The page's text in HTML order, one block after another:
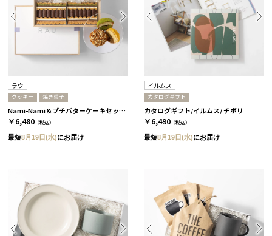
ラウ
クッキー 焼き菓子
Nami-Nami＆プチバターケーキセット［ラウ］
￥6,480 （税込）
最短8月19日(水)にお届け
イルムス
カタログギフト
カタログギフト/イルムス/ チボリ
￥6,490 （税込）
最短8月19日(水)にお届け